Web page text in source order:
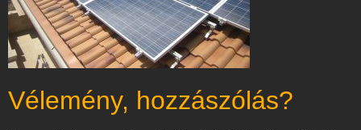
Vélemény, hozzászólás?